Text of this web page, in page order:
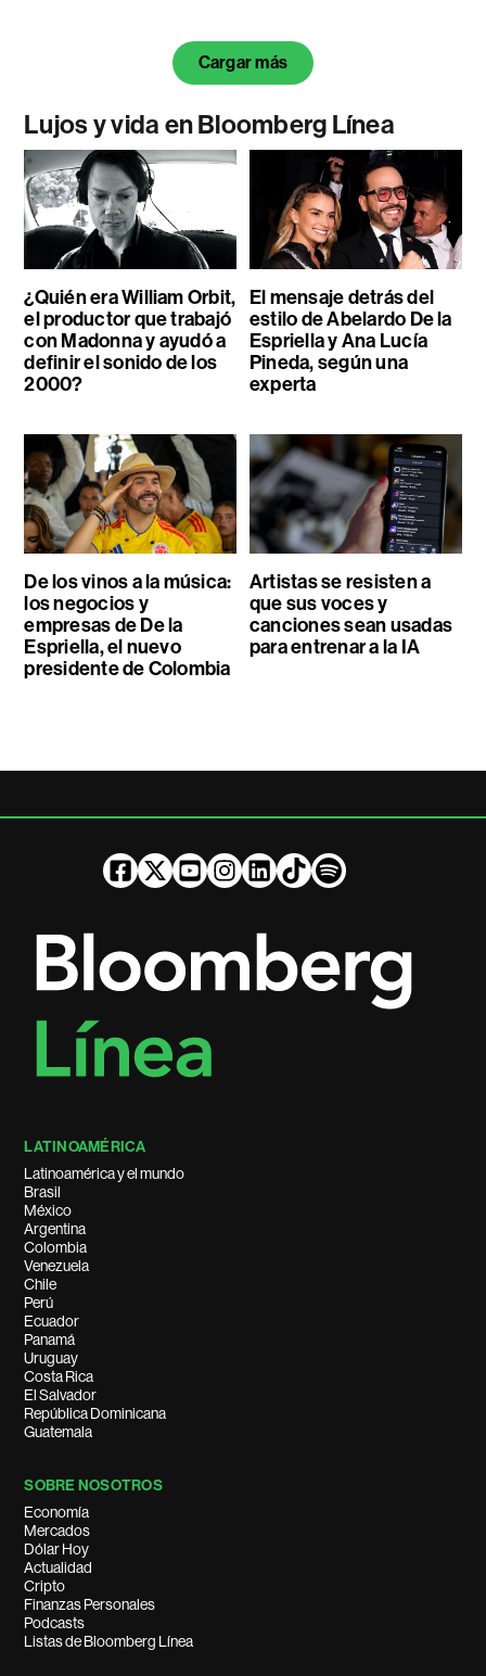
Cargar más
Lujos y vida en Bloomberg Línea
¿Quién era William Orbit,
el productor que trabajó
con Madonna y ayudó a
definir el sonido de los
2000?
El mensaje detrás del
estilo de Abelardo De la
Espriella y Ana Lucía
Pineda, según una
experta
De los vinos a la música:
los negocios y
empresas de De la
Espriella, el nuevo
presidente de Colombia
Artistas se resisten a
que sus voces y
canciones sean usadas
para entrenar a la IA
LATINOAMÉRICA
Latinoamérica y el mundo
Brasil
México
Argentina
Colombia
Venezuela
Chile
Perú
Ecuador
Panamá
Uruguay
Costa Rica
El Salvador
República Dominicana
Guatemala
SOBRE NOSOTROS
Economía
Mercados
Dólar Hoy
Actualidad
Cripto
Finanzas Personales
Podcasts
Listas de Bloomberg Línea